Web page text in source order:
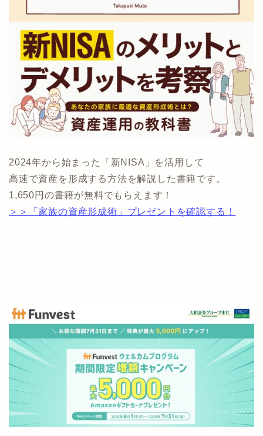
2024年から始まった「新NISA」を活用して
高速で資産を形成する方法を解説した書籍です。
1,650円の書籍が無料でもらえます！
＞＞「家族の資産形成術」プレゼントを確認する！